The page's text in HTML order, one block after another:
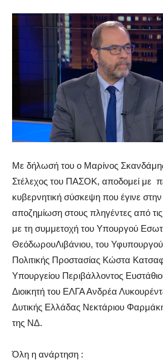
Με δήλωσή του ο Μαρίνος
Στέλεχος του ΠΑΣΟΚ, αποδομεί με
κυβερνητική σύσκεψη που έγινε
αποζημίωση στους πληγέντες από
με τη συμμετοχή του Υπουργού
ΘεόδωρουΛιβάνιου, του Υφυπουργού
Πολιτικής Προστασίας Κώστα
Υπουργείου Περιβάλλοντος Ευστάθιο
Διοικητή του ΕΛΓΑ Ανδρέα
Δυτικής Ελλάδας Νεκτάριου
της ΝΔ.
Όλη η ανάρτηση :